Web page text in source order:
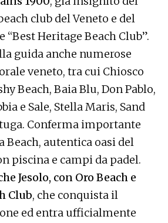
club del Veneto e del
Heritage Beach Club”.
guida anche numerose
veneto, tra cui Chiosco
Beach, Baia Blu, Don Pablo,
e Sale, Stella Maris, Sand
Conferma importante
Beach, autentica oasi del
piscina e campi da padel.
Jesolo, con Oro Beach e
Club, che conquista il
ed entra ufficialmente